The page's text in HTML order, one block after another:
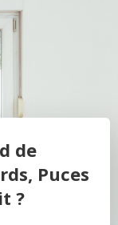
de
Puces
?